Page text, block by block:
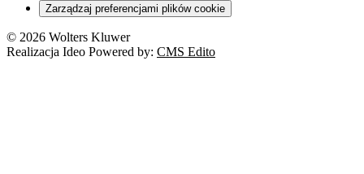
Zarządzaj preferencjami plików cookie
© 2026 Wolters Kluwer
Realizacja Ideo Powered by: CMS Edito